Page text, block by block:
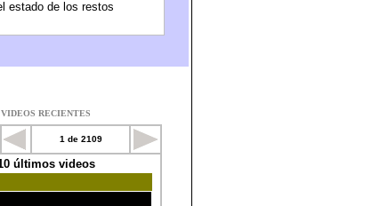
VIDEOS RECIENTES